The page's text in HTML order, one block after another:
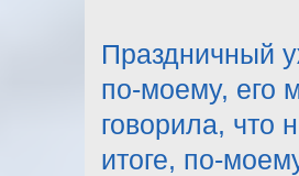
Праздничный
по-моему, его
говорила, что
итоге, по-